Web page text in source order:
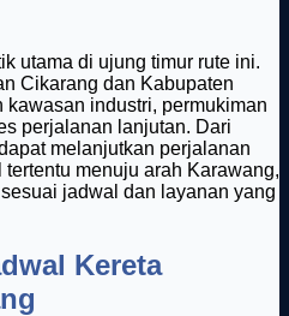
utama di ujung timur rute ini.
Cikarang dan Kabupaten
industri, permukiman
perjalanan lanjutan. Dari
melanjutkan perjalanan
menuju arah Karawang,
jadwal dan layanan yang
Kereta